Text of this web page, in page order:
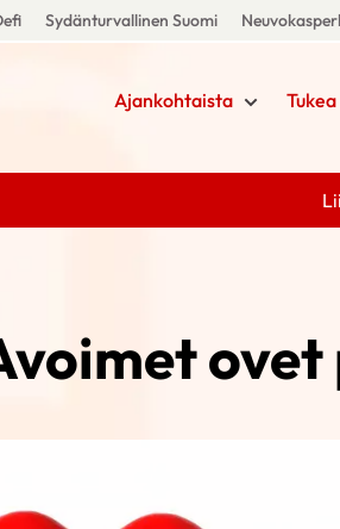
Sydänturvallinen Suomi
Ajankohtaista Tukea
ovet